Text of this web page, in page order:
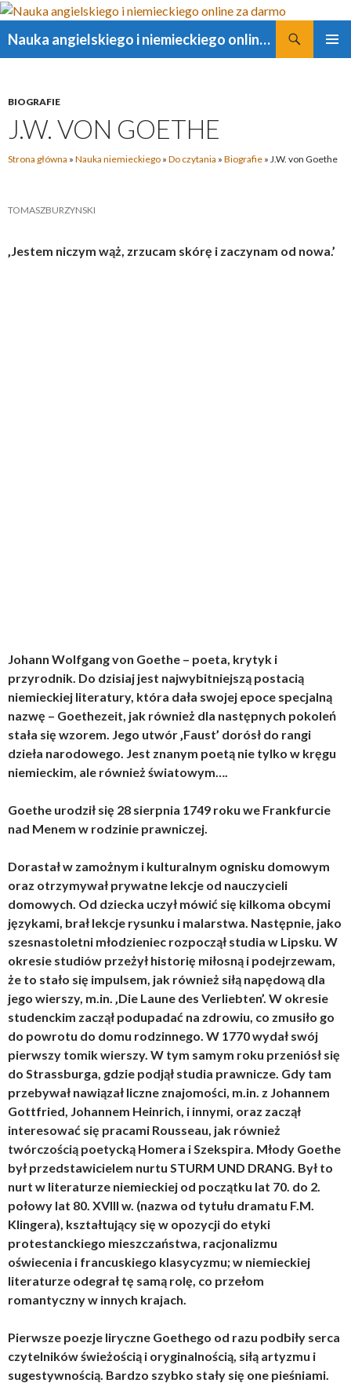
Nauka angielskiego i niemieckiego online za darmo
BIOGRAFIE
J.W. VON GOETHE
Strona główna » Nauka niemieckiego » Do czytania » Biografie » J.W. von Goethe
TOMASZBURZYNSKI
‚Jestem niczym wąż, zrzucam skórę i zaczynam od nowa.’
Johann Wolfgang von Goethe – poeta, krytyk i
przyrodnik. Do dzisiaj jest najwybitniejszą postacią
niemieckiej literatury, która dała swojej epoce specjalną
nazwę – Goethezeit, jak również dla następnych pokoleń
stała się wzorem. Jego utwór ‚Faust’ dorósł do rangi
dzieła narodowego. Jest znanym poetą nie tylko w kręgu
niemieckim, ale również światowym….
Goethe urodził się 28 sierpnia 1749 roku we Frankfurcie
nad Menem w rodzinie prawniczej.
Dorastał w zamożnym i kulturalnym ognisku domowym
oraz otrzymywał prywatne lekcje od nauczycieli
domowych. Od dziecka uczył mówić się kilkoma obcymi
językami, brał lekcje rysunku i malarstwa. Następnie, jako
szesnastoletni młodzieniec rozpoczął studia w Lipsku. W
okresie studiów przeżył historię miłosną i podejrzewam,
że to stało się impulsem, jak również siłą napędową dla
jego wierszy, m.in. ‚Die Laune des Verliebten’. W okresie
studenckim zaczął podupadać na zdrowiu, co zmusiło go
do powrotu do domu rodzinnego. W 1770 wydał swój
pierwszy tomik wierszy. W tym samym roku przeniósł się
do Strassburga, gdzie podjął studia prawnicze. Gdy tam
przebywał nawiązał liczne znajomości, m.in. z Johannem
Gottfried, Johannem Heinrich, i innymi, oraz zaczął
interesować się pracami Rousseau, jak również
twórczością poetycką Homera i Szekspira. Młody Goethe
był przedstawicielem nurtu STURM UND DRANG. Był to
nurt w literaturze niemieckiej od początku lat 70. do 2.
połowy lat 80. XVIII w. (nazwa od tytułu dramatu F.M.
Klingera), kształtujący się w opozycji do etyki
protestanckiego mieszczaństwa, racjonalizmu
oświecenia i francuskiego klasycyzmu; w niemieckiej
literaturze odegrał tę samą rolę, co przełom
romantyczny w innych krajach.
Pierwsze poezje liryczne Goethego od razu podbiły serca
czytelników świeżością i oryginalnością, siłą artyzmu i
sugestywnością. Bardzo szybko stały się one pieśniami.